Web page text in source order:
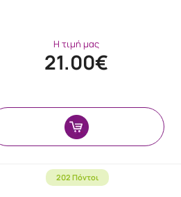
Η τιμή μας
21.00€
202 Πόντοι